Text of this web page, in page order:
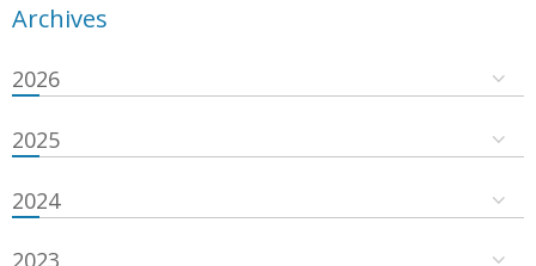
Archives
2026
2025
2024
2023